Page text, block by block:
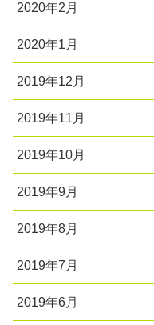
2020年2月
2020年1月
2019年12月
2019年11月
2019年10月
2019年9月
2019年8月
2019年7月
2019年6月